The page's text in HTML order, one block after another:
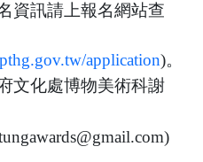
資訊請上報名網站查
application)。
文化處博物美術科謝